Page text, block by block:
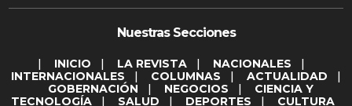
Nuestras Secciones
| INICIO | LA REVISTA | NACIONALES |
INTERNACIONALES | COLUMNAS | ACTUALIDAD |
GOBERNACIÓN | NEGOCIOS | CIENCIA Y
TECNOLOGÍA | SALUD | DEPORTES | CULTURA